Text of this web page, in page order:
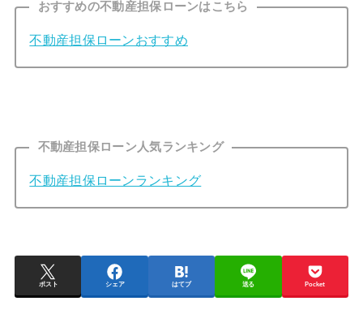
おすすめの不動産担保ローンはこちら
不動産担保ローンおすすめ
不動産担保ローン人気ランキング
不動産担保ローンランキング
ポスト シェア はてブ 送る Pocket